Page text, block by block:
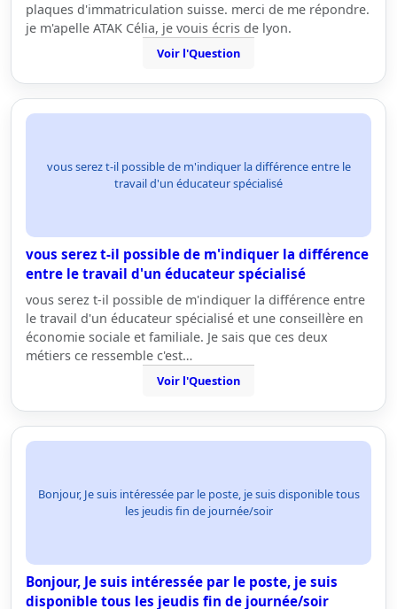
plaques d'immatriculation suisse. merci de me répondre.
je m'apelle ATAK Célia, je vouis écris de lyon.
Voir l'Question
vous serez t-il possible de m'indiquer la différence entre le
travail d'un éducateur spécialisé
vous serez t-il possible de m'indiquer la différence
entre le travail d'un éducateur spécialisé
vous serez t-il possible de m'indiquer la différence entre
le travail d'un éducateur spécialisé et une conseillère en
économie sociale et familiale. Je sais que ces deux
métiers ce ressemble c'est…
Voir l'Question
Bonjour, Je suis intéressée par le poste, je suis disponible tous
les jeudis fin de journée/soir
Bonjour, Je suis intéressée par le poste, je suis
disponible tous les jeudis fin de journée/soir